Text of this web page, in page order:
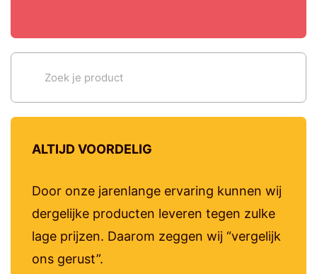
ALTIJD VOORDELIG
Door onze jarenlange ervaring kunnen wij
dergelijke producten leveren tegen zulke
lage prijzen. Daarom zeggen wij “vergelijk
ons gerust”.